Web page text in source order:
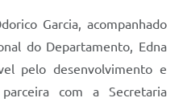
Garcia, acompanhado
do Departamento, Edna
pelo desenvolvimento e
com a Secretaria